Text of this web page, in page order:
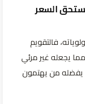
السعر
فالتقويم
يجعله غير مرئي
يفضله من يهتمون